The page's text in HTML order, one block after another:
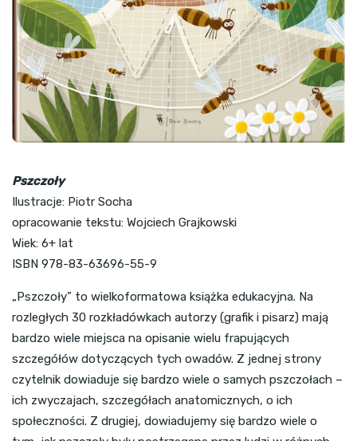
Pszczoły
Ilustracje: Piotr Socha
opracowanie tekstu: Wojciech Grajkowski
Wiek: 6+ lat
ISBN 978-83-63696-55-9
„Pszczoły” to wielkoformatowa książka edukacyjna. Na
rozległych 30 rozkładówkach autorzy (grafik i pisarz) mają
bardzo wiele miejsca na opisanie wielu frapujących
szczegółów dotyczących tych owadów. Z jednej strony
czytelnik dowiaduje się bardzo wiele o samych pszczołach –
ich zwyczajach, szczegółach anatomicznych, o ich
społeczności. Z drugiej, dowiadujemy się bardzo wiele o